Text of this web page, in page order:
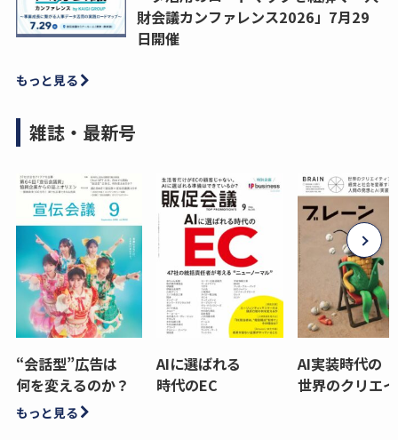
財会議カンファレンス2026」7月29
日開催
もっと見る
雑誌・最新号
“会話型”広告は
何を変えるのか？
AIに選ばれる
時代のEC
AI実装時代の
世界のクリエ
もっと見る